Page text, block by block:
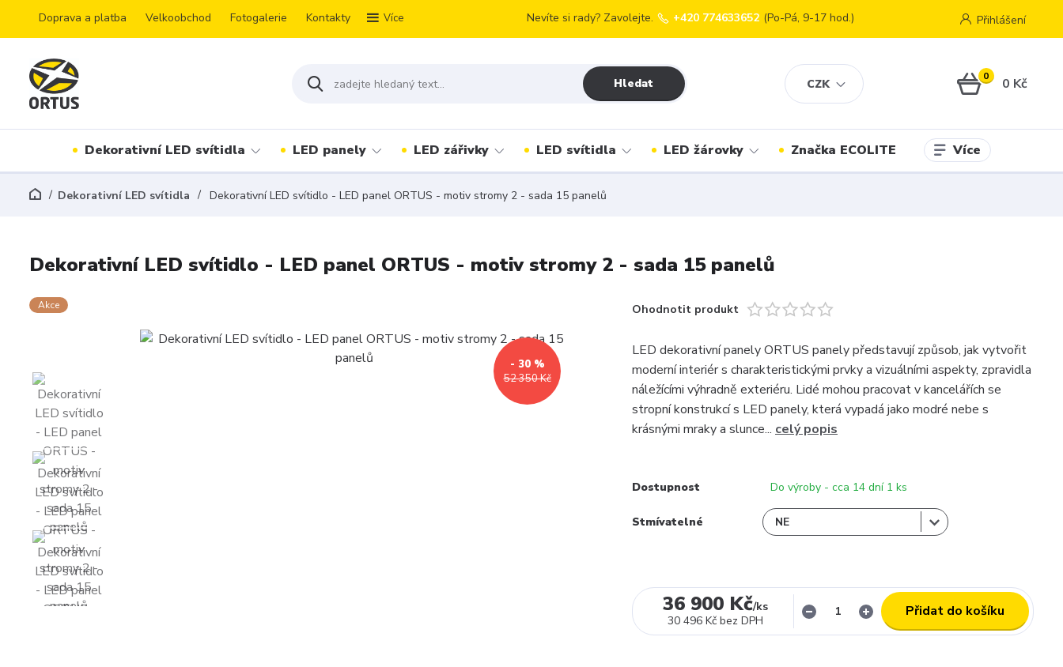
Doprava a platba Velkoobchod Fotogalerie Kontakty Více
CZK
Přihlášení
Hledat
Nevíte si rady? Zavolejte. +420 774633652 (Po-Pá, 9-17 hod.)
0 0 Kč
Dekorativní LED svítidla LED panely LED zářivky LED svítidla LED žárovky Značka ECOLITE Více
Dekorativní LED svítidla Dekorativní LED svítidlo - LED panel ORTUS - motiv stromy 2 - sada 15 panelů
Dekorativní LED svítidlo - LED panel ORTUS - motiv stromy 2 - sada 15 panelů
Akce
52 350 Kč
- 30 %
Ohodnotit produkt
LED dekorativní panely ORTUS panely představují způsob, jak vytvořit
moderní interiér s charakteristickými prvky a vizuálními aspekty, zpravidla
náležícími výhradně exteriéru. Lidé mohou pracovat v kancelářích se
stropní konstrukcí s LED panely, která vypadá jako modré nebe s
krásnými mraky a slunce... celý popis
Dostupnost Do výroby - cca 14 dní 1 ks
Stmívatelné
36 900 Kč/ks
30 496 Kč bez DPH
Přidat do košíku